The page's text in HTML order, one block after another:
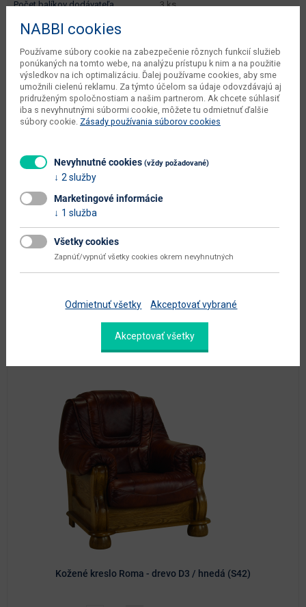
počet balíkov dodávateľa 3 ks
typové označenie
dodáva sa v demonte
montáž jednoduchá
údržba pravidelne ošetrovať
odporúčanie k údržbe konzervácia a impregnácia kože
farba
prevedenie poťahu hnedá
označenie prevedenia korpusu
Kožené kreslo Roma - drevo D3 / hnedá (S42)
NABBI cookies
Používame súbory cookie na zabezpečenie rôznych funkcií služieb
ponúkaných na tomto webe, na analýzu prístupu k nim a na použitie
výsledkov na ich optimalizáciu. Ďalej používame cookies, aby sme
umožnili cielenú reklamu. Za týmto účelom sa údaje odovzdávajú aj
pridruženým spoločnostiam a našim partnerom. Ak chcete súhlasiť
iba s nevyhnutnými súbormi cookie, môžete tu odmietnuť ďalšie
súbory cookie. Zásady používania súborov cookies
Nevyhnutné cookies (vždy požadované)
2 služby
Marketingové informácie
1 služba
Všetky cookies
Zapnúť/vypnúť všetky cookies okrem nevyhnutných
Odmietnuť všetky Akceptovať vybrané
Akceptovať všetky